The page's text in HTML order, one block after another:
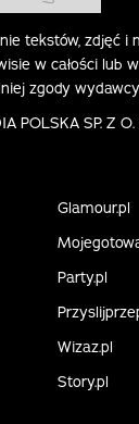
tekstów, zdjęć i
w całości lub
zgody
POLSKA SP. Z
Glamour.pl
Party.pl
Wizaz.pl
Story.pl